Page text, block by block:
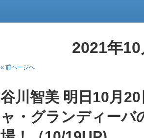
2021年
« 前ページへ
谷川智美 明日10月
ャ・グランディーバ